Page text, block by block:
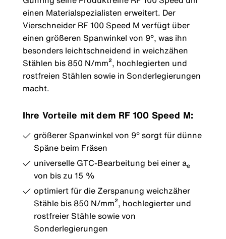
einen Materialspezialisten erweitert. Der
Vierschneider RF 100 Speed M verfügt über
einen größeren Spanwinkel von 9°, was ihn
besonders leichtschneidend in weichzähen
Stählen bis 850 N/mm², hochlegierten und
rostfreien Stählen sowie in Sonderlegierungen
macht.
Ihre Vorteile mit dem RF 100 Speed M:
größerer Spanwinkel von 9° sorgt für dünne
Späne beim Fräsen
universelle GTC-Bearbeitung bei einer ae
von bis zu 15 %
optimiert für die Zerspanung weichzäher
Stähle bis 850 N/mm², hochlegierter und
rostfreier Stähle sowie von
Sonderlegierungen